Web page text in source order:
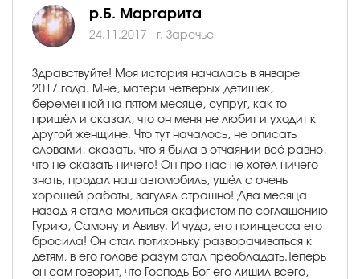
р.Б. Маргарита
24.11.2017 г. Заречье
Здравствуйте! Моя история началась в январе
2017 года. Мне, матери четверых детишек,
беременной на пятом месяце, супруг, как-то
пришёл и сказал, что он меня не любит и уходит к
другой женщине. Что тут началось, не описать
словами, сказать, что я была в отчаянии всё равно,
что не сказать ничего! Он про нас не хотел ничего
знать, продал наш автомобиль, ушёл с очень
хорошей работы, загулял страшно! Два месяца
назад я стала молиться акафистом по соглашению
Гурию, Самону и Авиву. И чудо, его принцесса его
бросила! Он стал потихоньку разворачиваться к
детям, в его голове разум стал преобладать.Теперь
он сам говорит, что Господь Бог его лишил всего,